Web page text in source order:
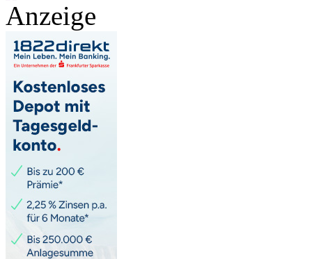
Anzeige